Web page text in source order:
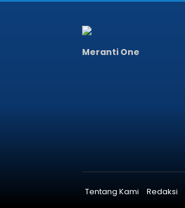
Meranti One
Tentang Kami Redaksi